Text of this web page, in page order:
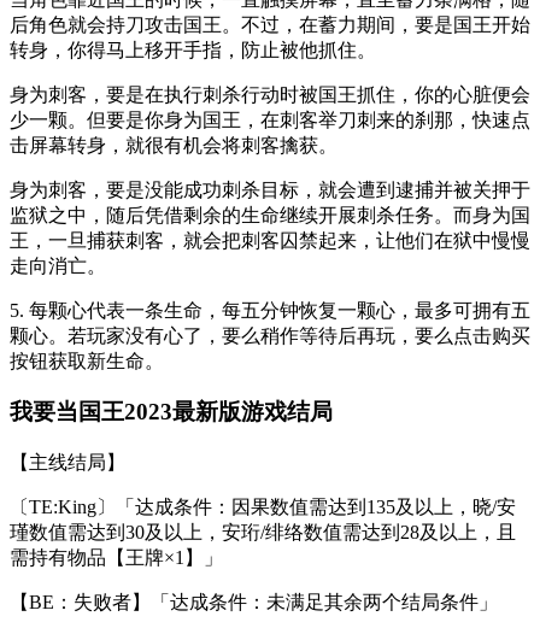
后角色就会持刀攻击国王。不过，在蓄力期间，要是国王开始
转身，你得马上移开手指，防止被他抓住。
身为刺客，要是在执行刺杀行动时被国王抓住，你的心脏便会
少一颗。但要是你身为国王，在刺客举刀刺来的刹那，快速点
击屏幕转身，就很有机会将刺客擒获。
身为刺客，要是没能成功刺杀目标，就会遭到逮捕并被关押于
监狱之中，随后凭借剩余的生命继续开展刺杀任务。而身为国
王，一旦捕获刺客，就会把刺客囚禁起来，让他们在狱中慢慢
走向消亡。
5. 每颗心代表一条生命，每五分钟恢复一颗心，最多可拥有五
颗心。若玩家没有心了，要么稍作等待后再玩，要么点击购买
按钮获取新生命。
我要当国王2023最新版游戏结局
【主线结局】
〔TE:King〕「达成条件：因果数值需达到135及以上，晓/安
瑾数值需达到30及以上，安珩/绯络数值需达到28及以上，且
需持有物品【王牌×1】」
【BE：失败者】「达成条件：未满足其余两个结局条件」